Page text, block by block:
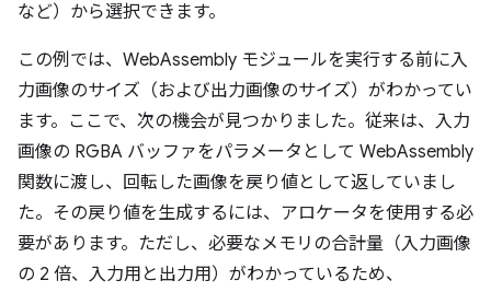
など）から選択できます。
この例では、WebAssembly モジュールを実行する前に入
力画像のサイズ（および出力画像のサイズ）がわかってい
ます。ここで、次の機会が見つかりました。従来は、入力
画像の RGBA バッファをパラメータとして WebAssembly
関数に渡し、回転した画像を戻り値として返していまし
た。その戻り値を生成するには、アロケータを使用する必
要があります。ただし、必要なメモリの合計量（入力画像
の 2 倍、入力用と出力用）がわかっているため、